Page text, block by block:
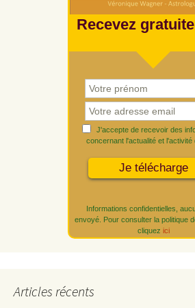
Recevez
J'accepte de recevoir des
concernant l'actualité et l'activité
Informations confidentielles,
envoyé. Pour consulter la politique
cliquez ici
Articles récents